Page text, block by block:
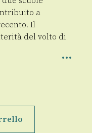
a
Il
del volto di